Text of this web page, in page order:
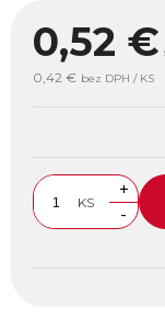
0,52 €
0,42 € bez DPH / KS
KS
+
-